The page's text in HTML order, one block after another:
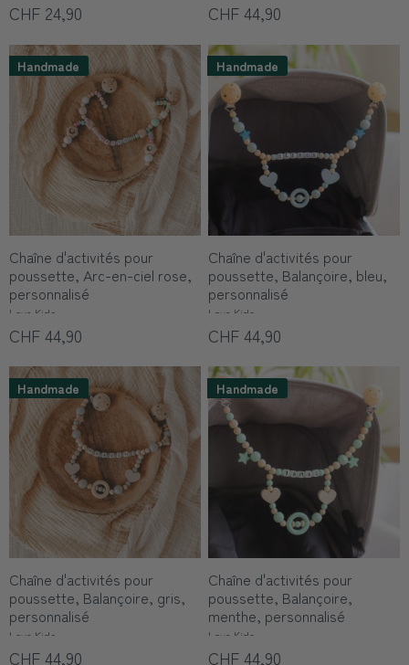
CHF 24,90 CHF 44,90
Handmade
Chaîne d'activités pour
poussette, Arc-en-ciel rose,
personnalisé
Love Kids
CHF 44,90
Handmade
Chaîne d'activités pour
poussette, Balançoire, bleu,
personnalisé
Love Kids
CHF 44,90
Handmade
Chaîne d'activités pour
poussette, Balançoire, gris,
personnalisé
Love Kids
CHF 44,90
Handmade
Chaîne d'activités pour
poussette, Balançoire,
menthe, personnalisé
Love Kids
CHF 44,90